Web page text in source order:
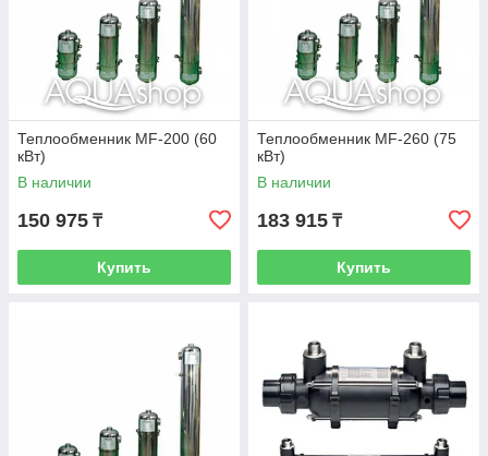
Теплообменник MF-200 (60
кВт)
В наличии
150 975 ₸
Купить
Теплообменник MF-260 (75
кВт)
В наличии
183 915 ₸
Купить